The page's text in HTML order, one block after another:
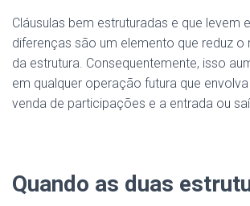
Cláusulas bem estruturadas e que levem
diferenças são um elemento que reduz o
da estrutura. Consequentemente, isso
em qualquer operação futura que
venda de participações e a entrada ou
Quando as duas